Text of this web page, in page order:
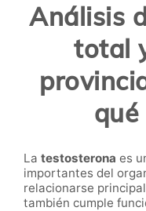
Análisis
total
qué
La testosterona es
importantes del
relacionarse
también cumple